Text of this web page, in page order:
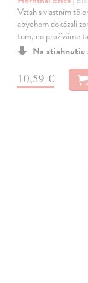
Vztah s vlastním
abychom dokázali
tom, co prožíváme
Na stiahnutie
10,59 €